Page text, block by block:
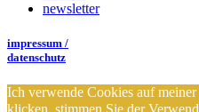
newsletter
impressum /
datenschutz
Ich verwende Cookies auf